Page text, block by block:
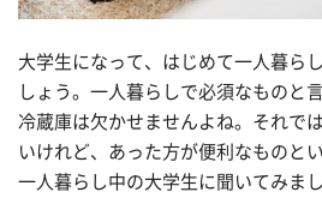
大学生になって、はじめて一人暮ら
しょう。一人暮らしで必須なものと
冷蔵庫は欠かせませんよね。それで
いけれど、あった方が便利なものと
一人暮らし中の大学生に聞いてみまし